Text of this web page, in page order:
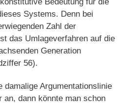
Systems. Denn bei
Zahl der
das Umlageverfahren auf die
Generation
56).
damalige Argumentationslinie
an, dann könnte man schon